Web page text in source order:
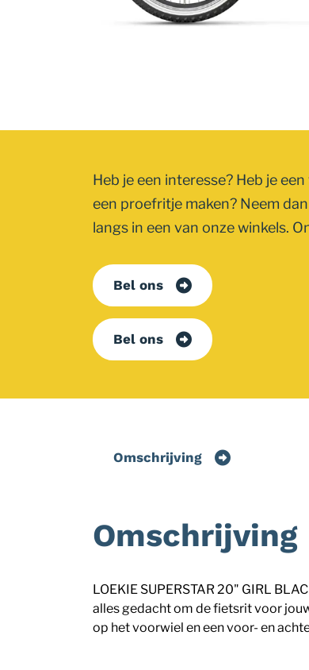
Heb je een interesse? Heb je
een proefritje maken? Neem
langs in een van onze winkels.
Bel ons
Bel ons
Omschrijving
Omschrijving
LOEKIE SUPERSTAR 20" GIRL
alles gedacht om de fietsrit voor
op het voorwiel en een voor- en